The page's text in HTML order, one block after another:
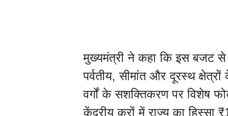
मुख्यमंत्री ने कहा कि इस बजट से
पर्वतीय, सीमांत और दूरस्थ
वर्गों के सशक्तिकरण पर विशेष
केंद्रीय करों में राज्य का हिस्सा